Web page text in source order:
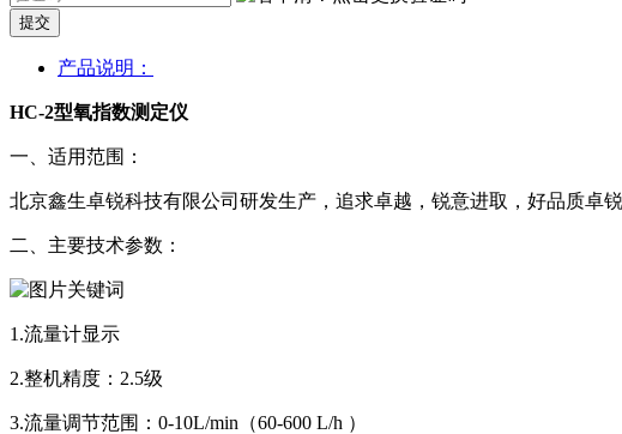
提交
产品说明：
HC-2型氧指数测定仪
一、适用范围：
北京鑫生卓锐科技有限公司研发生产，追求卓越，锐意进取，好品质卓
二、主要技术参数：
1.流量计显示
2.整机精度：2.5级
3.流量调节范围：0-10L/min（60-600 L/h ）